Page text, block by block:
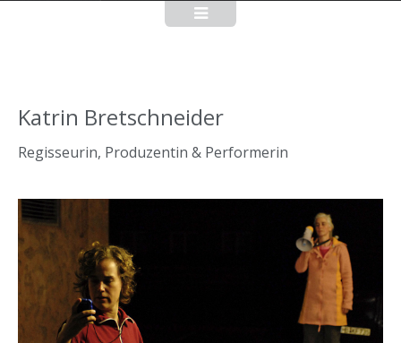
Katrin Bretschneider
Regisseurin, Produzentin & Performerin